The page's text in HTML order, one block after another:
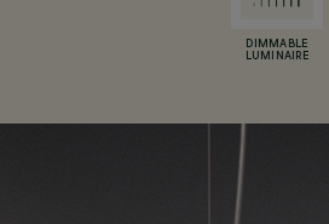
DIMMABLE
LUMINAIRE